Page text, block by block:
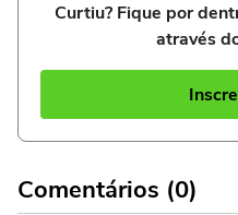
Curtiu? Fique por
através
Comentários (0)